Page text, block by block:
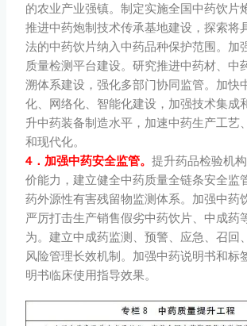
的农业产业强镇。制定实施全国中药饮片
推进中药炮制技术传承基地建设，探索将
法的中药饮片纳入中药品种保护范围。加
质量检测平台建设。研究推进中药材、中
溯体系建设，强化多部门协同监管。加快
化、网络化、智能化建设，加强技术集成
升中药装备制造水平，加速中药生产工艺
和现代化。
4．加强中药安全监管。提升药品检验机
价能力，建立健全中药质量全链条安全监
药外源性有害残留物监测体系。加强中药
严厉打击生产销售假劣中药饮片、中成药
为。建立中成药监测、预警、应急、召回
风险管理长效机制。加强中药说明书和标
明书临床使用指导效果。